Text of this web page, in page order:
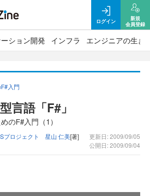
ログイン
新規
会員登録
ション開発 インフラ エンジニアの生き
入門
言語「F#」
のF#入門（1）
プロジェクト 星山 仁美[著]
更新日: 2009/09/05
公開日: 2009/09/04